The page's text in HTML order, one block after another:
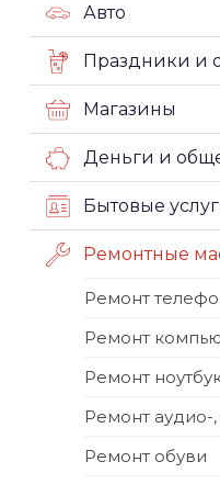
Авто
Праздники и
Магазины
Деньги и
Бытовые
Ремонтные
Ремонт
Ремонт
Ремонт
Ремонт аудио-
Ремонт обуви